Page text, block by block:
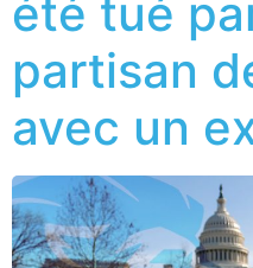
été tué
partisan
avec un